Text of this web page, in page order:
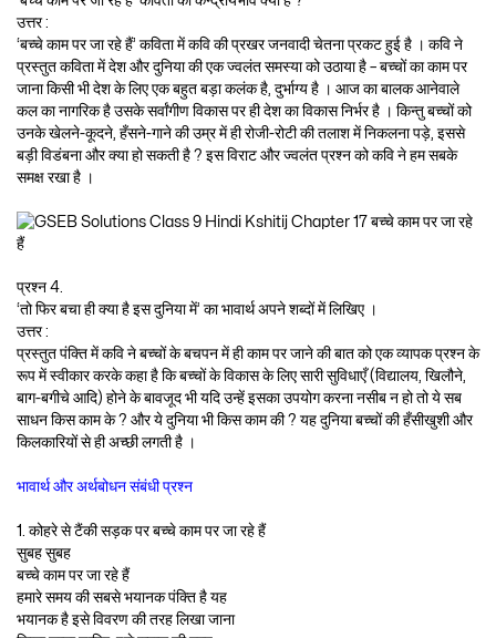
उत्तर :
‘बच्चे काम पर जा रहे हैं’ कविता में कवि की प्रखर जनवादी चेतना प्रकट हुई है । कवि ने
प्रस्तुत कविता में देश और दुनिया की एक ज्वलंत समस्या को उठाया है – बच्चों का काम पर
जाना किसी भी देश के लिए एक बहुत बड़ा कलंक है, दुर्भाग्य है । आज का बालक आनेवाले
कल का नागरिक है उसके सर्वांगीण विकास पर ही देश का विकास निर्भर है । किन्तु बच्चों को
उनके खेलने-कूदने, हँसने-गाने की उम्र में ही रोजी-रोटी की तलाश में निकलना पड़े, इससे
बड़ी विडंबना और क्या हो सकती है ? इस विराट और ज्वलंत प्रश्न को कवि ने हम सबके
समक्ष रखा है ।
प्रश्न 4.
‘तो फिर बचा ही क्या है इस दुनिया में’ का भावार्थ अपने शब्दों में लिखिए ।
उत्तर :
प्रस्तुत पंक्ति में कवि ने बच्चों के बचपन में ही काम पर जाने की बात को एक व्यापक प्रश्न के
रूप में स्वीकार करके कहा है कि बच्चों के विकास के लिए सारी सुविधाएँ (विद्यालय, खिलौने,
बाग-बगीचे आदि) होने के बावजूद भी यदि उन्हें इसका उपयोग करना नसीब न हो तो ये सब
साधन किस काम के ? और ये दुनिया भी किस काम की ? यह दुनिया बच्चों की हँसीखुशी और
किलकारियों से ही अच्छी लगती है ।
भावार्थ और अर्थबोधन संबंधी प्रश्न
1. कोहरे से टैंकी सड़क पर बच्चे काम पर जा रहे हैं
सुबह सुबह
बच्चे काम पर जा रहे हैं
हमारे समय की सबसे भयानक पंक्ति है यह
भयानक है इसे विवरण की तरह लिखा जाना